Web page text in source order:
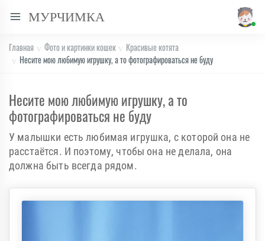
МУРЧИМКА
Главная Фото и картинки кошек
Красивые котята
Несите мою любимую игрушку, а то фотографироваться не буду
Несите мою любимую игрушку, а то
фотографироваться не буду
У малышки есть любимая игрушка, с которой она не
расстаётся. И поэтому, чтобы она не делала, она
должна быть всегда рядом.